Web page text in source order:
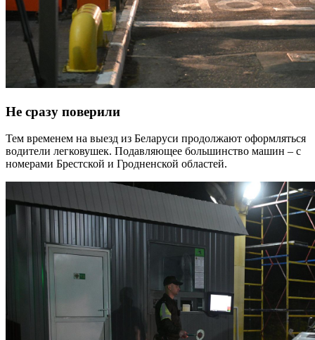
Не сразу поверили
Тем временем на выезд из Беларуси продолжают оформляться
водители легковушек. Подавляющее большинство машин – с
номерами Брестской и Гродненской областей.